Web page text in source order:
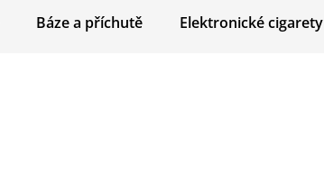
Báze a příchutě Elektronické cigarety